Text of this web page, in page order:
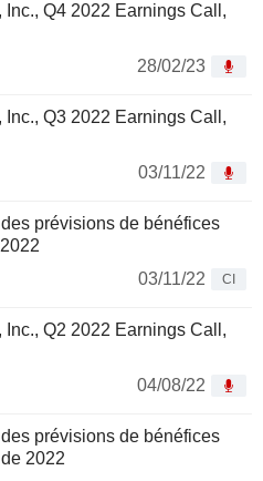
Q4 2022 Earnings Call,
28/02/23
Q3 2022 Earnings Call,
03/11/22
prévisions de bénéfices
03/11/22
CI
Q2 2022 Earnings Call,
04/08/22
prévisions de bénéfices
2022